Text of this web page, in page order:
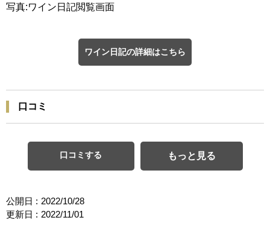
写真:ワイン日記閲覧画面
ワイン日記の詳細はこちら
口コミ
口コミする もっと見る
公開日 : 2022/10/28
更新日 : 2022/11/01